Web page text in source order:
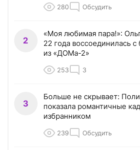
280 Обсудить
2
«Моя любимая пара!»:
22 года воссоединилась
из «ДОМа-2»
253 3
3
Больше не скрывает:
показала романтичные
избранником
239 Обсудить